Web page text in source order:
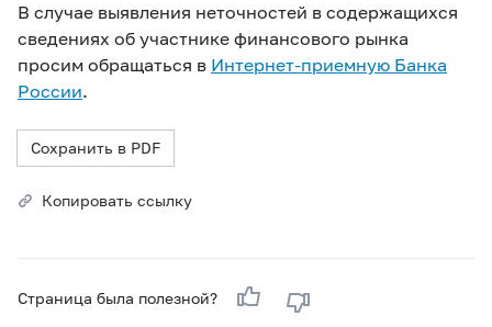
В случае выявления неточностей в содержащихся
сведениях об участнике финансового рынка
просим обращаться в Интернет-приемную Банка
России.
Сохранить в PDF
Копировать ссылку
Страница была полезной?